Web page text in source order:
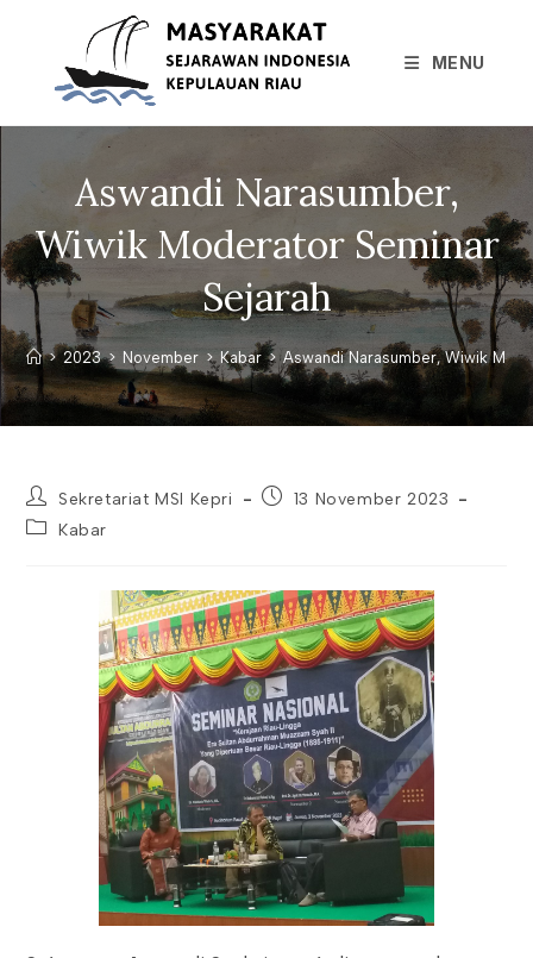
MENU
Aswandi Narasumber,
Wiwik Moderator Seminar
Sejarah
> 2023 > November > Kabar > Aswandi Narasumber, Wiwik
Post
author:
Sekretariat MSI Kepri
Post13 November 2023
PostKabar